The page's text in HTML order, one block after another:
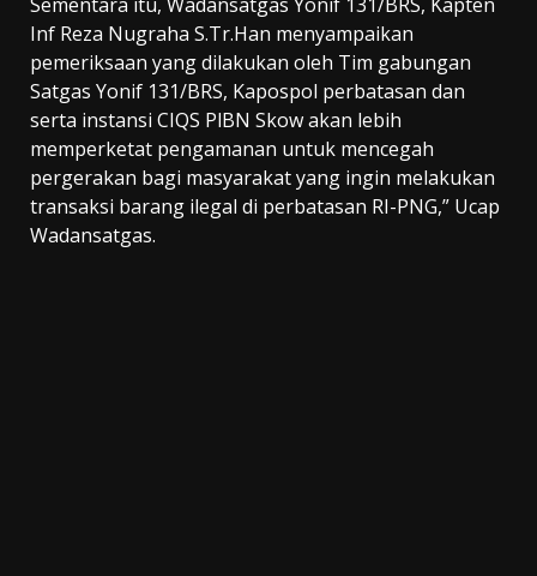
Inf Reza Nugraha S.Tr.Han menyampaikan
pemeriksaan yang dilakukan oleh Tim gabungan
Satgas Yonif 131/BRS, Kapospol perbatasan dan
serta instansi CIQS PlBN Skow akan lebih
memperketat pengamanan untuk mencegah
pergerakan bagi masyarakat yang ingin melakukan
transaksi barang ilegal di perbatasan RI-PNG,” Ucap
Wadansatgas.